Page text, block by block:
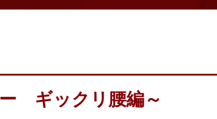
ギックリ腰編～